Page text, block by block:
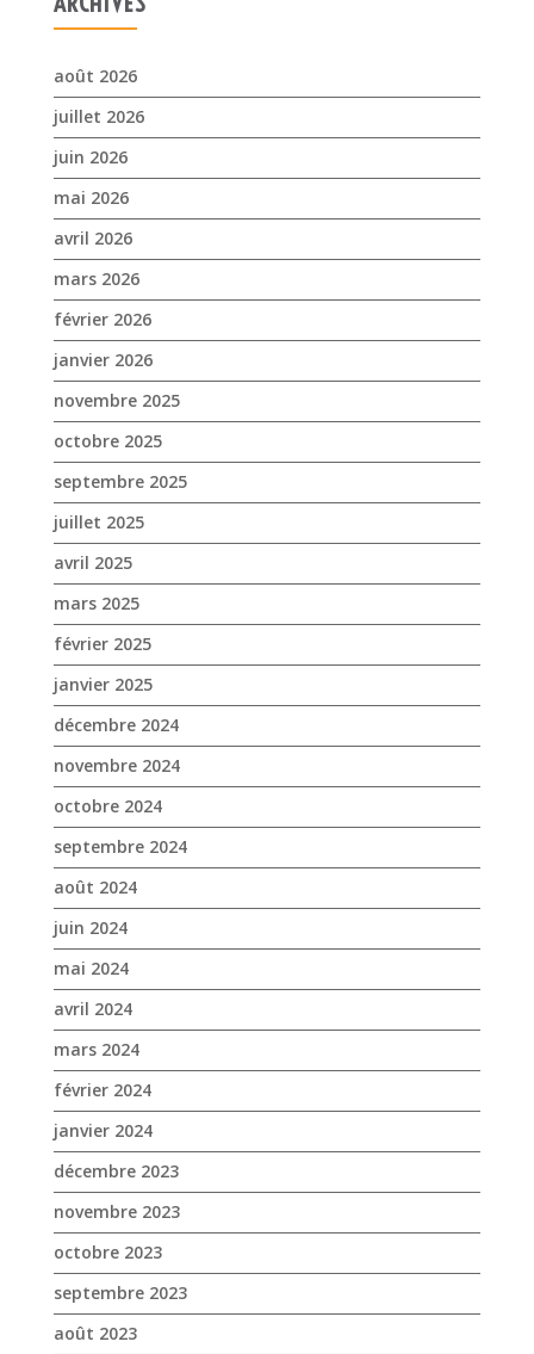
mars 2026
février 2026
janvier 2026
novembre 2025
octobre 2025
septembre 2025
juillet 2025
avril 2025
mars 2025
février 2025
janvier 2025
décembre 2024
novembre 2024
octobre 2024
septembre 2024
août 2024
juin 2024
mai 2024
avril 2024
mars 2024
février 2024
janvier 2024
décembre 2023
novembre 2023
octobre 2023
septembre 2023
août 2023
juin 2023
mai 2023
avril 2023
mars 2023
janvier 2023